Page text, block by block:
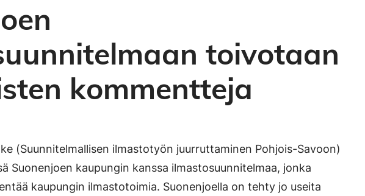
toivotaan
kommentteja
(Suunnitelmallisen ilmastotyön juurruttaminen Pohjois-Savoon)
Suonenjoen kaupungin kanssa ilmastosuunnitelmaa, jonka
kaupungin ilmastotoimia. Suonenjoella on tehty jo useita